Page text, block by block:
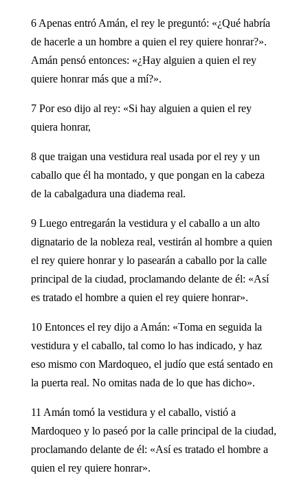
6 Apenas entró Amán, el rey le preguntó: «¿Qué habría
de hacerle a un hombre a quien el rey quiere honrar?».
Amán pensó entonces: «¿Hay alguien a quien el rey
quiere honrar más que a mí?».
7 Por eso dijo al rey: «Si hay alguien a quien el rey
quiera honrar,
8 que traigan una vestidura real usada por el rey y un
caballo que él ha montado, y que pongan en la cabeza
de la cabalgadura una diadema real.
9 Luego entregarán la vestidura y el caballo a un alto
dignatario de la nobleza real, vestirán al hombre a quien
el rey quiere honrar y lo pasearán a caballo por la calle
principal de la ciudad, proclamando delante de él: «Así
es tratado el hombre a quien el rey quiere honrar».
10 Entonces el rey dijo a Amán: «Toma en seguida la
vestidura y el caballo, tal como lo has indicado, y haz
eso mismo con Mardoqueo, el judío que está sentado en
la puerta real. No omitas nada de lo que has dicho».
11 Amán tomó la vestidura y el caballo, vistió a
Mardoqueo y lo paseó por la calle principal de la ciudad,
proclamando delante de él: «Así es tratado el hombre a
quien el rey quiere honrar».